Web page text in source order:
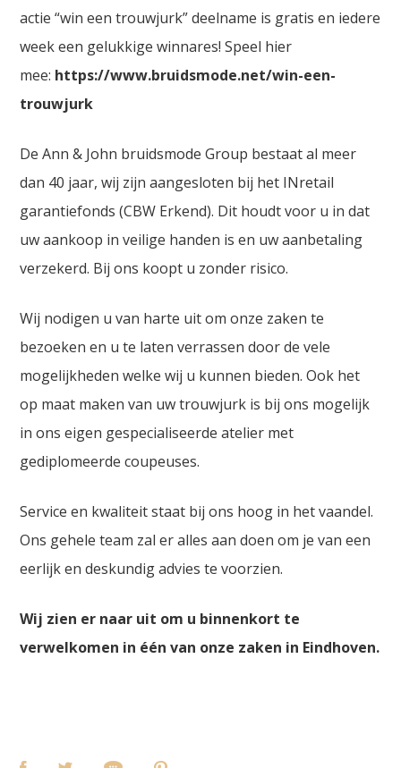
actie “win een trouwjurk” deelname is gratis en iedere
week een gelukkige winnares! Speel hier
mee: https://www.bruidsmode.net/win-een-
trouwjurk
De Ann & John bruidsmode Group bestaat al meer
dan 40 jaar, wij zijn aangesloten bij het INretail
garantiefonds (CBW Erkend). Dit houdt voor u in dat
uw aankoop in veilige handen is en uw aanbetaling
verzekerd. Bij ons koopt u zonder risico.
Wij nodigen u van harte uit om onze zaken te
bezoeken en u te laten verrassen door de vele
mogelijkheden welke wij u kunnen bieden. Ook het
op maat maken van uw trouwjurk is bij ons mogelijk
in ons eigen gespecialiseerde atelier met
gediplomeerde coupeuses.
Service en kwaliteit staat bij ons hoog in het vaandel.
Ons gehele team zal er alles aan doen om je van een
eerlijk en deskundig advies te voorzien.
Wij zien er naar uit om u binnenkort te
verwelkomen in één van onze zaken in Eindhoven.